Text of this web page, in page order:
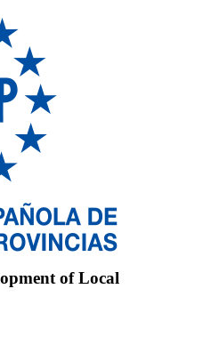
of Local